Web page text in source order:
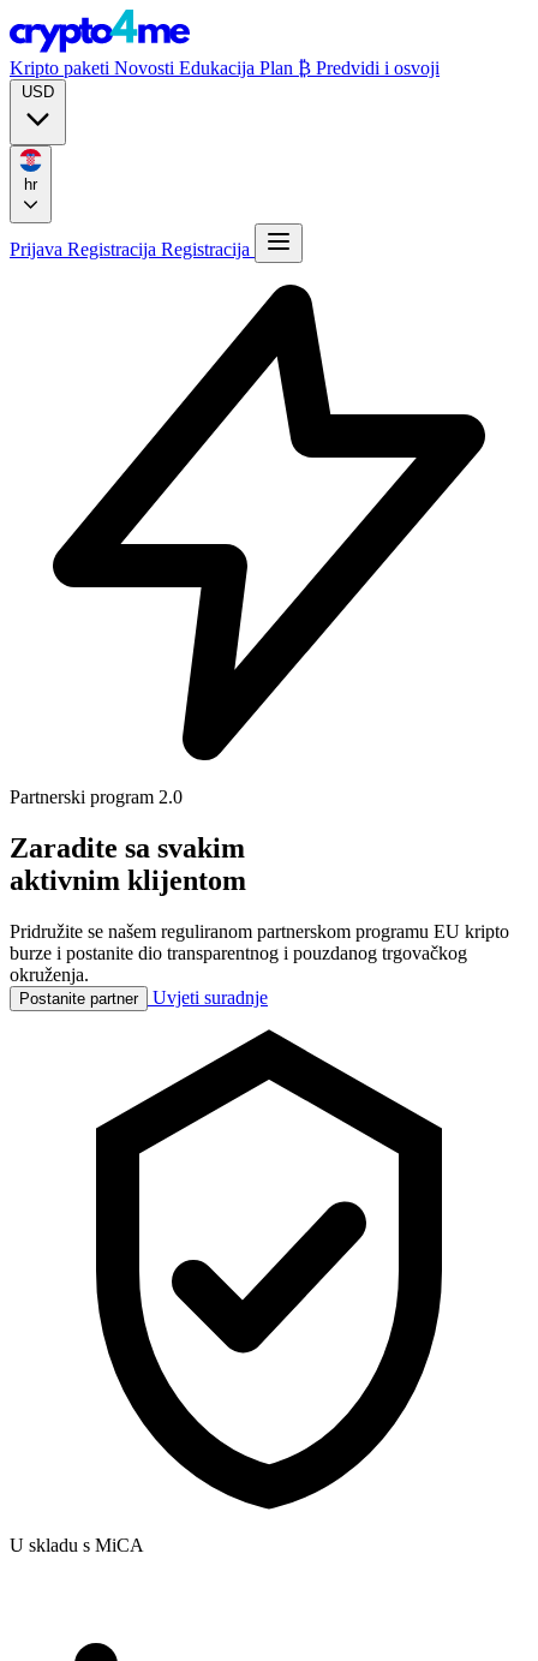
Kripto paketi Novosti Edukacija Plan ₿ Predvidi i osvoji
hr
Prijava Registracija Registracija
Partnerski program 2.0
Zaradite sa svakim
aktivnim klijentom
Pridružite se našem reguliranom partnerskom programu EU kripto
burze i postanite dio transparentnog i pouzdanog trgovačkog
okruženja.
Postanite partner Uvjeti suradnje
U skladu s MiCA